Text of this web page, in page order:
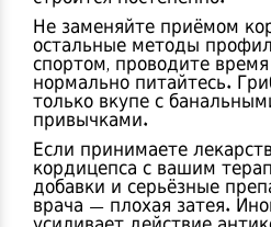
Не заменяйте приёмом
остальные методы
спортом, проводите
нормально питайтесь.
только вкупе с
привычками.
Если принимаете
кордицепса с вашим
добавки и серьёзные
врача — плохая затея.